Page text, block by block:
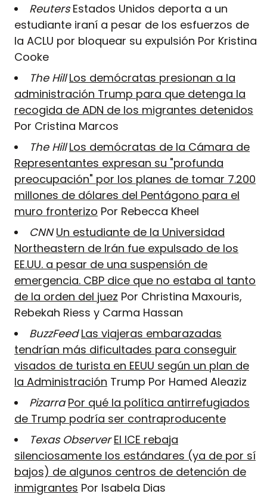
ReutersEstados Unidos deporta a un
estudiante iraní a pesar de los esfuerzos de
la ACLU por bloquear su expulsión Por Kristina
Cooke
The Hill Los demócratas presionan a la
administración Trump para que detenga la
recogida de ADN de los migrantes detenidos
Por Cristina Marcos
The Hill Los demócratas de la Cámara de
Representantes expresan su "profunda
preocupación" por los planes de tomar 7.200
millones de dólares del Pentágono para el
muro fronterizo Por Rebecca Kheel
CNN Un estudiante de la Universidad
Northeastern de Irán fue expulsado de los
EE.UU. a pesar de una suspensión de
emergencia. CBP dice que no estaba al tanto
de la orden del juez Por Christina Maxouris,
Rebekah Riess y Carma Hassan
BuzzFeed Las viajeras embarazadas
tendrían más dificultades para conseguir
visados de turista en EEUU según un plan de
la Administración Trump Por Hamed Aleaziz
Pizarra Por qué la política antirrefugiados
de Trump podría ser contraproducente
Texas Observer El ICE rebaja
silenciosamente los estándares (ya de por sí
bajos) de algunos centros de detención de
inmigrantes Por Isabela Dias